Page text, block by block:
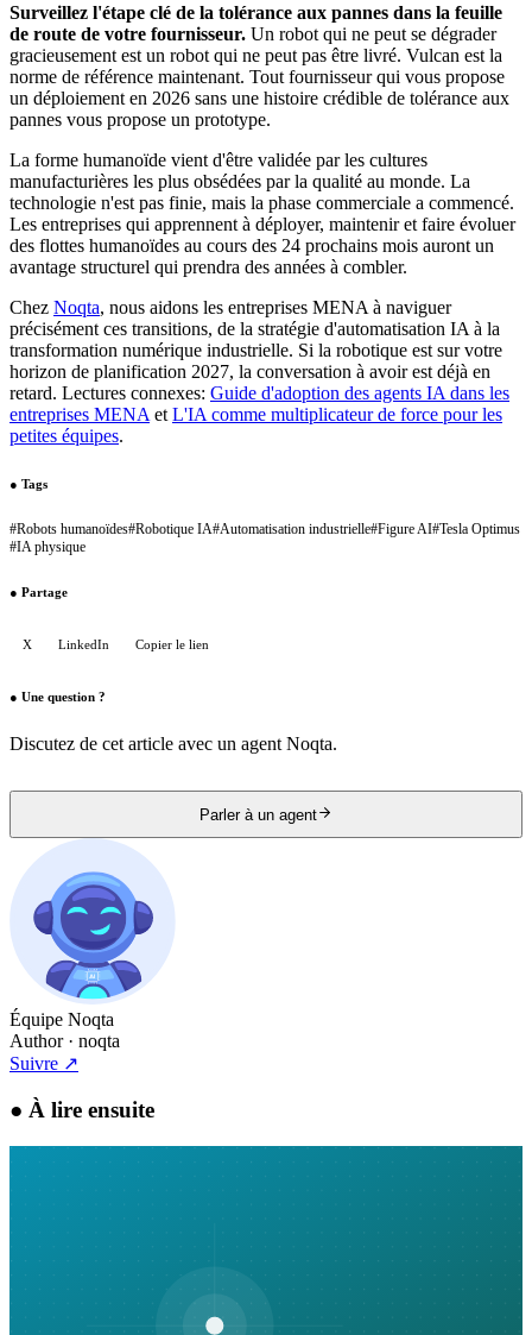
Surveillez l'étape clé de la tolérance aux pannes dans la feuille
de route de votre fournisseur. Un robot qui ne peut se dégrader
gracieusement est un robot qui ne peut pas être livré. Vulcan est la
norme de référence maintenant. Tout fournisseur qui vous propose
un déploiement en 2026 sans une histoire crédible de tolérance aux
pannes vous propose un prototype.
La forme humanoïde vient d'être validée par les cultures
manufacturières les plus obsédées par la qualité au monde. La
technologie n'est pas finie, mais la phase commerciale a commencé.
Les entreprises qui apprennent à déployer, maintenir et faire évoluer
des flottes humanoïdes au cours des 24 prochains mois auront un
avantage structurel qui prendra des années à combler.
Chez Noqta, nous aidons les entreprises MENA à naviguer
précisément ces transitions, de la stratégie d'automatisation IA à la
transformation numérique industrielle. Si la robotique est sur votre
horizon de planification 2027, la conversation à avoir est déjà en
retard. Lectures connexes: Guide d'adoption des agents IA dans les
entreprises MENA et L'IA comme multiplicateur de force pour les
petites équipes.
● Tags
#Robots humanoïdes#Robotique IA#Automatisation industrielle#Figure AI#Tesla Optimus
#IA physique
● Partage
X LinkedIn Copier le lien
● Une question ?
Discutez de cet article avec un agent Noqta.
Parler à un agent
Équipe Noqta
Author· noqta
Suivre ↗
● À lire ensuite